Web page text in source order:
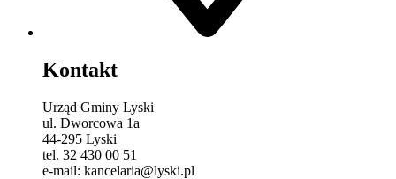
Kontakt
Urząd Gminy Lyski
ul. Dworcowa 1a
44-295 Lyski
tel. 32 430 00 51
e-mail: kancelaria@lyski.pl